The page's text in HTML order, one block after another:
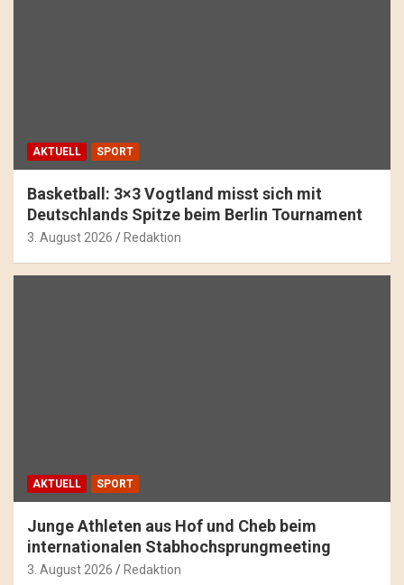
AKTUELL SPORT
Basketball: 3×3 Vogtland misst sich mit
Deutschlands Spitze beim Berlin Tournament
3. August 2026 Redaktion
AKTUELL SPORT
Junge Athleten aus Hof und Cheb beim
internationalen Stabhochsprungmeeting
3. August 2026 Redaktion